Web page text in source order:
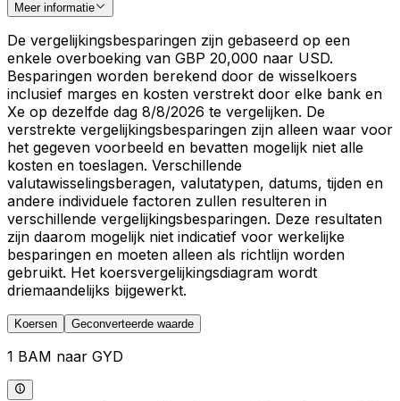
Meer informatie
De vergelijkingsbesparingen zijn gebaseerd op een
enkele overboeking van GBP 20,000 naar USD.
Besparingen worden berekend door de wisselkoers
inclusief marges en kosten verstrekt door elke bank en
Xe op dezelfde dag 8/8/2026 te vergelijken. De
verstrekte vergelijkingsbesparingen zijn alleen waar voor
het gegeven voorbeeld en bevatten mogelijk niet alle
kosten en toeslagen. Verschillende
valutawisselingsberagen, valutatypen, datums, tijden en
andere individuele factoren zullen resulteren in
verschillende vergelijkingsbesparingen. Deze resultaten
zijn daarom mogelijk niet indicatief voor werkelijke
besparingen en moeten alleen als richtlijn worden
gebruikt. Het koersvergelijkingsdiagram wordt
driemaandelijks bijgewerkt.
Koersen Geconverteerde waarde
1 BAM naar GYD